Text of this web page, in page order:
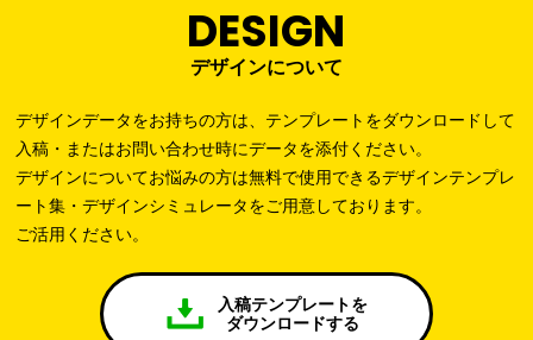
DESIGN
デザインについて
デザインデータをお持ちの方は、テンプレートをダウンロードして
入稿・またはお問い合わせ時にデータを添付ください。
デザインについてお悩みの方は無料で使用できるデザインテンプレ
ート集・デザインシミュレータをご用意しております。
ご活用ください。
入稿テンプレートを
ダウンロードする